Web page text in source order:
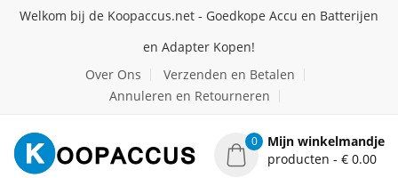
Welkom bij de Koopaccus.net - Goedkope Accu en Batterijen
en Adapter Kopen!
Over Ons
Verzenden en Betalen
Annuleren en Retourneren
0
Mijn winkelmandje
producten - € 0.00